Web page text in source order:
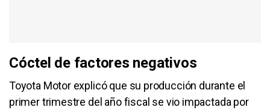
Cóctel de factores negativos
Toyota Motor explicó que su producción durante el
primer trimestre del año fiscal se vio impactada por